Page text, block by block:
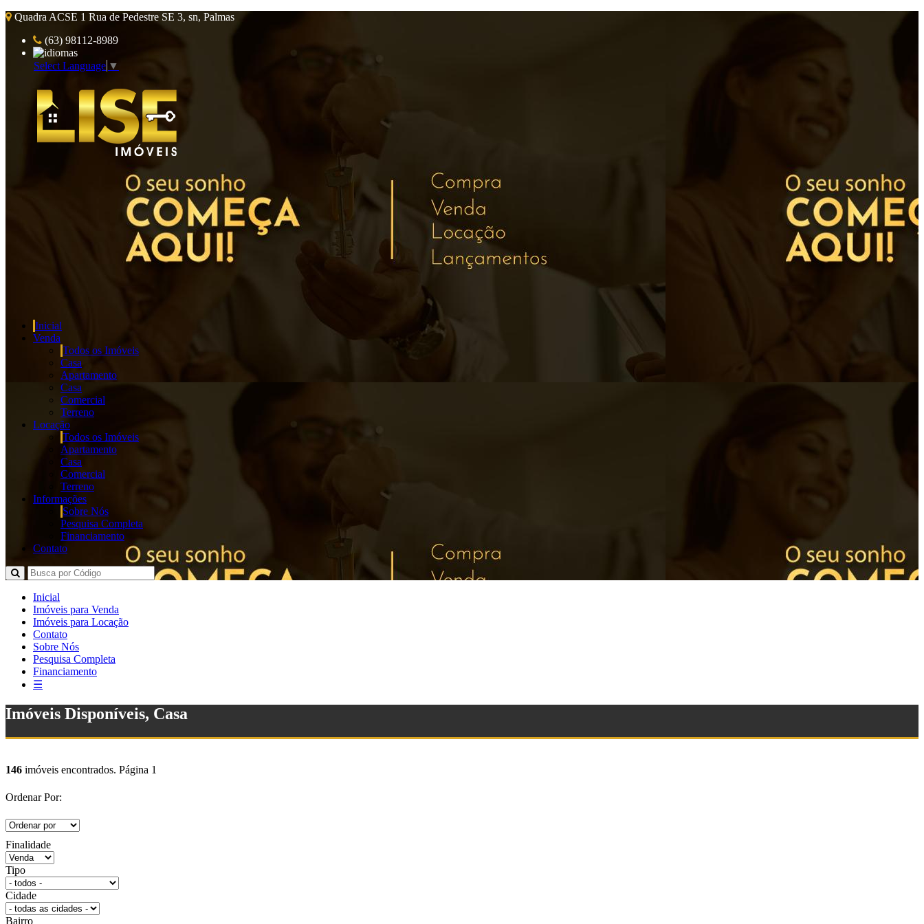
Quadra ACSE 1 Rua de Pedestre SE 3, sn, Palmas
(63) 98112-8989
Select Language ▼
Inicial
Venda
Todos os Imóveis
Casa
Apartamento
Casa
Comercial
Terreno
Locação
Todos os Imóveis
Apartamento
Casa
Comercial
Terreno
Informações
Sobre Nós
Pesquisa Completa
Financiamento
Contato
Inicial
Imóveis para Venda
Imóveis para Locação
Contato
Sobre Nós
Pesquisa Completa
Financiamento
☰
Imóveis Disponíveis, Casa
146 imóveis encontrados. Página 1
Ordenar Por:
Finalidade
Tipo
Cidade
Bairro